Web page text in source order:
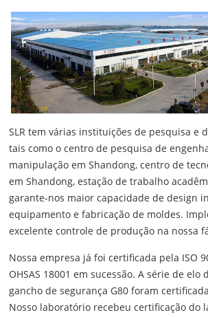
SLR tem várias instituições de pesquisa e
tais como o centro de pesquisa de
manipulação em Shandong, centro de
em Shandong, estação de trabalho
garante-nos maior capacidade de design
equipamento e fabricação de moldes.
excelente controle de produção na nossa
Nossa empresa já foi certificada pela ISO
OHSAS 18001 em sucessão. A série de elo
gancho de segurança G80 foram
Nosso laboratório recebeu certificação do